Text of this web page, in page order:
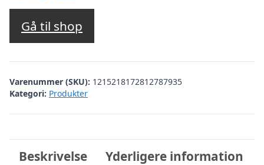
Gå til shop
Varenummer (SKU): 1215218172812787935
Kategori: Produkter
Beskrivelse Yderligere information